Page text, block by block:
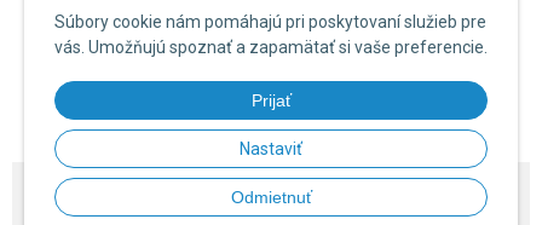
Súbory cookie nám pomáhajú pri poskytovaní služieb pre
vás. Umožňujú spoznať a zapamätať si vaše preferencie.
Prijať
Nastaviť
Odmietnuť
NA STIAHNUTIE
Formulár na odstúpenie od zmluvy
Poučenie o uplatnení práva na odstúpenie od zmluvy
© 2026 ORGANIXgarden • NextShop&e-shop Pohoda Connector NextCom